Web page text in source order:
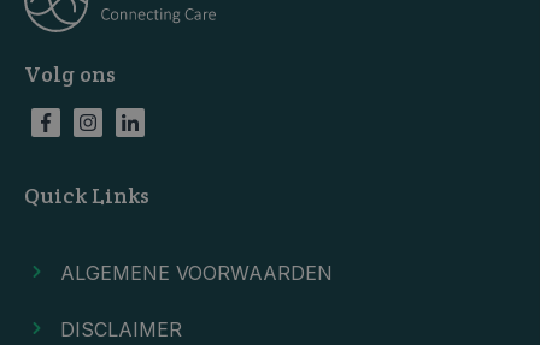
Volg ons
Quick Links
ALGEMENE VOORWAARDEN
DISCLAIMER